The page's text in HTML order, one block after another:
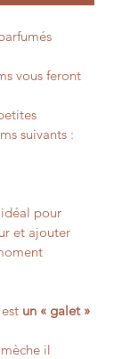
vous feront
suivants :
pour
et ajouter
un « galet »
il